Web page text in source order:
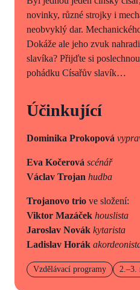
novinky, různé strojky i
neobvyklý dar.
Dokáže ale jeho zvuk
slavíka? Přijďte si
pohádku Císařův slavík…
Účinkující
Dominika Prokopová
Eva Kočerová scénář
Václav Trojan hudba
Trojanovo trio ve složení:
Viktor Mazáček houslista
Jaroslav Novák kytarista
Ladislav Horák
Vzdělávací programy 2.–3.